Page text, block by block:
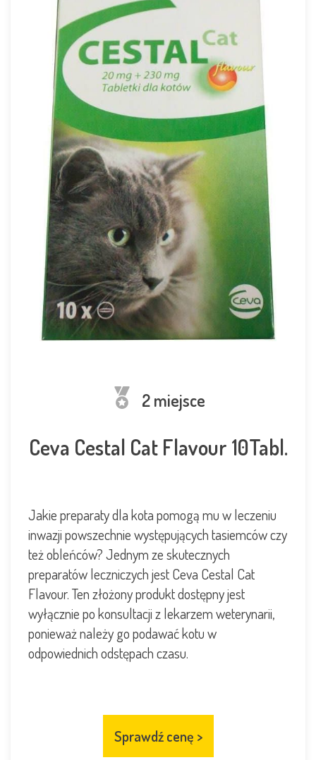
2 miejsce
Ceva Cestal Cat Flavour 10Tabl.
Jakie preparaty dla kota pomogą mu w leczeniu
inwazji powszechnie występujących tasiemców czy
też obleńców? Jednym ze skutecznych
preparatów leczniczych jest Ceva Cestal Cat
Flavour. Ten złożony produkt dostępny jest
wyłącznie po konsultacji z lekarzem weterynarii,
ponieważ należy go podawać kotu w
odpowiednich odstępach czasu.
Sprawdź cenę >